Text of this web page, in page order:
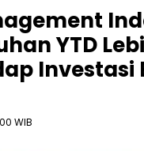
YTD
Investasi
WIB